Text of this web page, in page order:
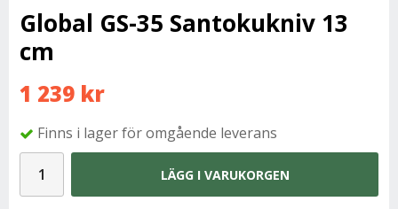
Global GS-35 Santokukniv 13
cm
1 239 kr
Finns i lager för omgående leverans
LÄGG I VARUKORGEN